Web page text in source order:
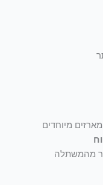
מיוחדים
מהמשתלה